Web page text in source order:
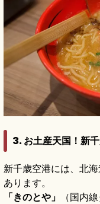
3. お土産天国！新
新千歳空港には、北
あります。
「きのとや」
（国内